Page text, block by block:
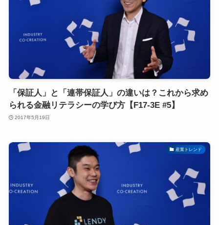
「保証人」と「連帯保証人」の違いは？これから求め
られる金融リテラシーの学び方【F17-3E #5】
2017年5月19日
産業トレンド